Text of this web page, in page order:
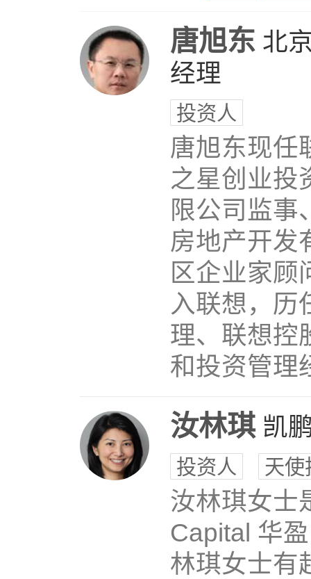
唐旭东 北
经理
投资人
唐旭东现任
之星创业投
限公司监
房地产开发
区企业家顾
入联想，历
理、联想控
和投资管理
汝林琪 凯
投资人 天使
汝林琪女士
Capital 华
林琪女士有